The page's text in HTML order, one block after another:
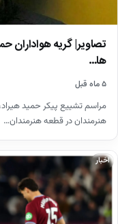
تصاویر| گریه هواداران
ها…
۵ ماه قبل
مراسم تشییع پیکر حمید
هنرمندان در قطعه هنرمندان…
اخبار